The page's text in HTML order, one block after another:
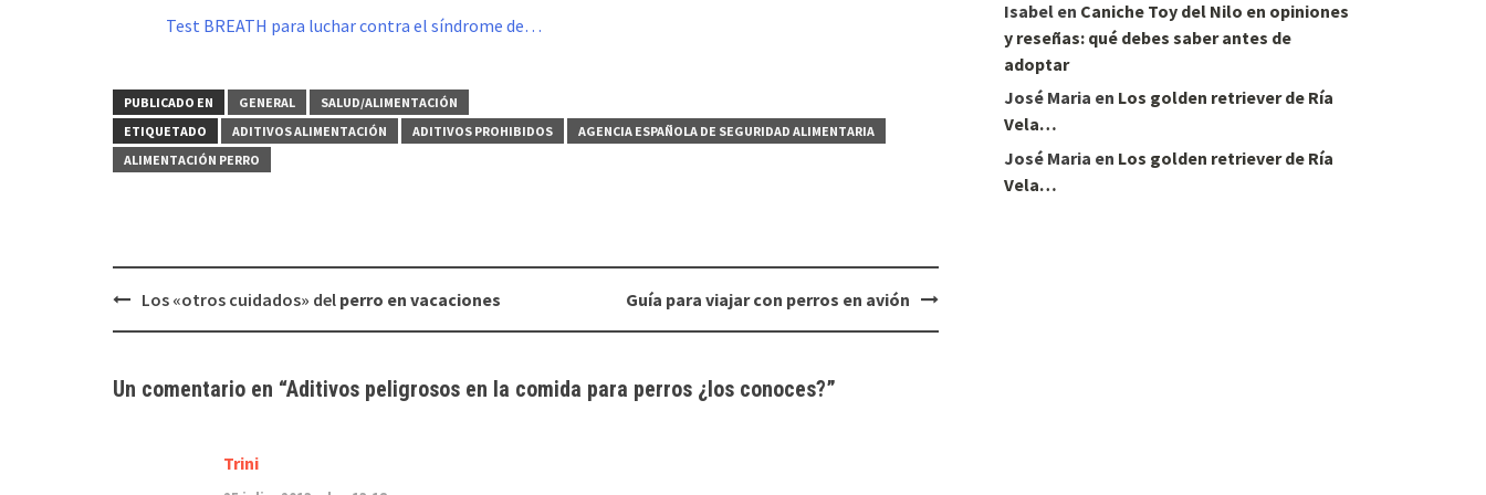
Test BREATH para luchar contra el síndrome de…
PUBLICADO EN GENERAL
SALUD/ALIMENTACIÓN
ETIQUETADO
ADITIVOS ALIMENTACIÓN ADITIVOS PROHIBIDOS
AGENCIA ESPAÑOLA DE SEGURIDAD ALIMENTARIA
ALIMENTACIÓN PERRO
Navegación
de
Los «otros cuidados» del perro en vacaciones Guía para viajar con perros en avión
Un comentario en “Aditivos peligrosos en la comida para perros ¿los conoces?”
Trini
Isabelen Caniche Toy del Nilo en opiniones
y reseñas: qué debes saber antes de
adoptar
José Maria en Los golden retriever de Ría
Vela…
José Maria en Los golden retriever de Ría
Vela…